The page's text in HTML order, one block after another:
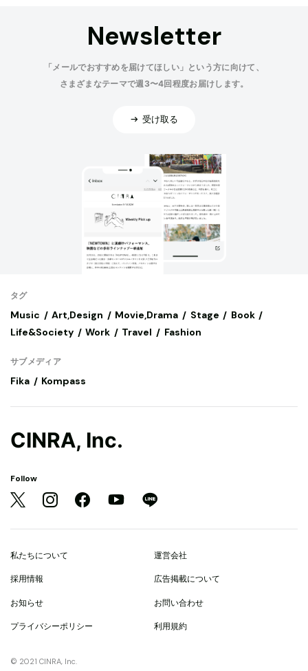
Newsletter
「メールでおすすめを届けてほしい」という方に向けて、
さまざまなテーマで週3〜4回程度お届けします。
受け取る
タグ
Music Art,Design Movie,Drama Stage
Book
Life&Society
Work Travel Fashion
サブメディア
Fika Kompass
CINRA, Inc.
Follow
私たちについて 運営会社
採用情報 広告掲載について
お知らせ お問い合わせ
プライバシーポリシー 利用規約
© 2021 CINRA, Inc.